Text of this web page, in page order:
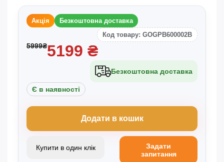
Акція
Безкоштовна доставка
Код товару: GOGPB600002B
5999₴5199 ₴
Безкоштовна доставка
Є в наявності
Додати в кошик
Купити в один клік
Задати
запитання